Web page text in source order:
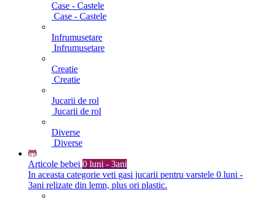
Case - Castele
Case - Castele
Infrumusetare
Infrumusetare
Creatie
Creatie
Jucarii de rol
Jucarii de rol
Diverse
Diverse
Articole bebei 0 luni - 3ani
In aceasta categorie veti gasi jucarii pentru varstele 0 luni -
3ani relizate din lemn, plus ori plastic.